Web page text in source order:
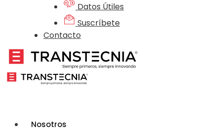
Datos Útiles
Suscríbete
Contacto
Nosotros